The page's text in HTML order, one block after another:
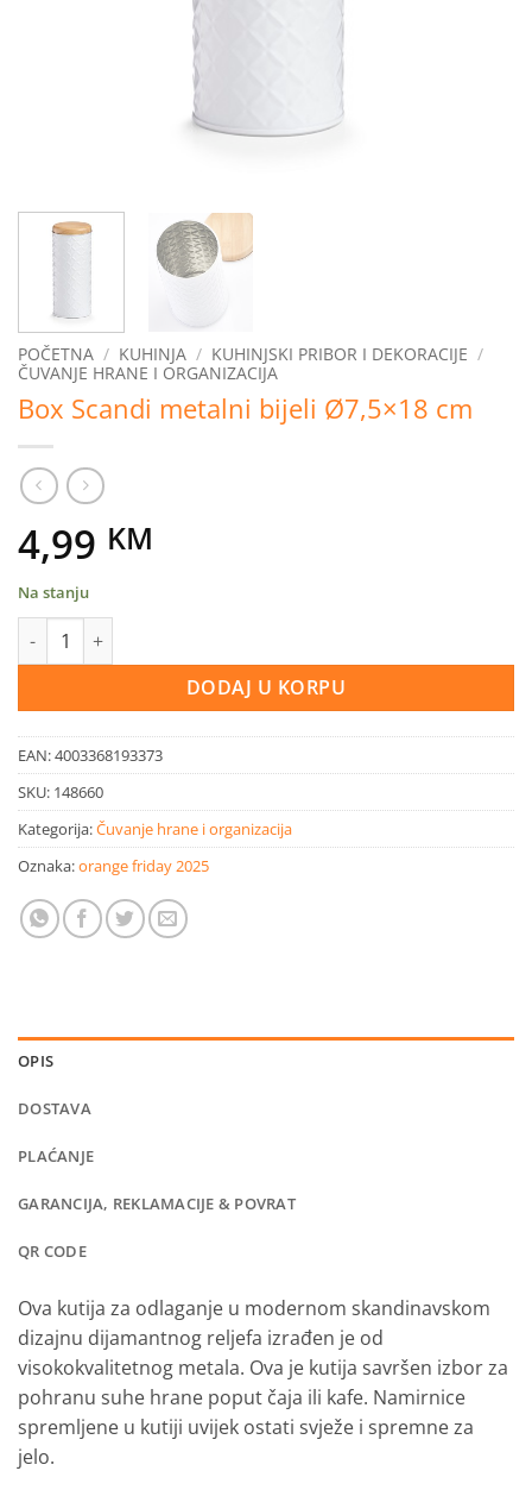
POČETNA / KUHINJA / KUHINJSKI PRIBOR I DEKORACIJE /
ČUVANJE HRANE I ORGANIZACIJA
Box Scandi metalni bijeli Ø7,5×18 cm
4,99 KM
Na stanju
Box Scandi metalni bijeli Ø7,5x18 cm količina
DODAJ U KORPU
EAN:4003368193373
SKU: 148660
Kategorija:Čuvanje hrane i organizacija
Oznaka:orange friday 2025
OPIS
DOSTAVA
PLAĆANJE
GARANCIJA, REKLAMACIJE & POVRAT
QR CODE
Ova kutija za odlaganje u modernom skandinavskom
dizajnu dijamantnog reljefa izrađen je od
visokokvalitetnog metala. Ova je kutija savršen izbor za
pohranu suhe hrane poput čaja ili kafe. Namirnice
spremljene u kutiji uvijek ostati svježe i spremne za
jelo.